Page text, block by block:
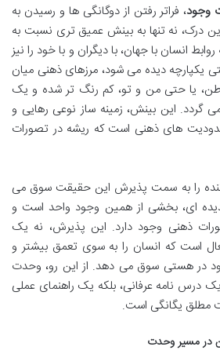
وجود، فراتر رفتن از دوگانگی ها و رسیدن به
درک، نه تنها به بینش عمیق تری نسبت به
انسان با جهان، با دیگران و با خود را نیز
دیده می شود، مرزهای ذهنی میان
یا حتی من و تو، کم رنگ تر شده و یک
گردد. این بینش، زمینه ساز نوعی رهایی و
های ذهنی است که ریشه در تصورات
را به سمت پذیرش این حقیقت سوق می
ای، بخشی از همین وجود واحد است و
ذهنی وجود دارد. این پذیرش، نه یک
است که انسان را به سوی تعمق بیشتر و
در هستی سوق می دهد. از این رو، وحدت
درس نامه عرفانی، بلکه یک راهنمای عملی
مطلق یگانگی است.
در مسیر وحدت